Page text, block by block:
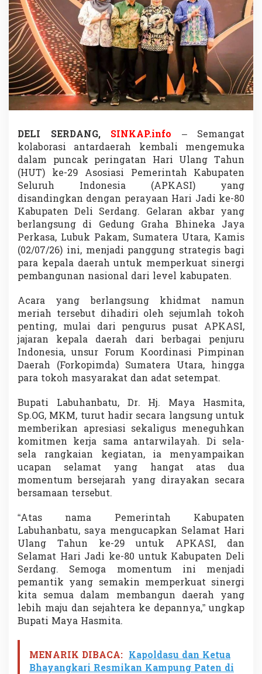
a
d
i
r
i
H
U
T
A
P
K
I
,
T
e
g
a
k
a
n
S
i
n
e
g
i
D
a
e
r
a
h
n
c
i
P
m
a
n
a
n
B
e
r
k
e
l
t
a
DELI SERDANG, SINKAP.info – Semangat
kolaborasi antardaerah kembali mengemuka
dalam puncak peringatan Hari Ulang Tahun
(HUT) ke-29 Asosiasi Pemerintah Kabupaten
Seluruh Indonesia (APKASI) yang
disandingkan dengan perayaan Hari Jadi ke-80
Kabupaten Deli Serdang. Gelaran akbar yang
berlangsung di Gedung Graha Bhineka Jaya
Perkasa, Lubuk Pakam, Sumatera Utara, Kamis
(02/07/26) ini, menjadi panggung strategis bagi
para kepala daerah untuk memperkuat sinergi
pembangunan nasional dari level kabupaten.
Acara yang berlangsung khidmat namun
meriah tersebut dihadiri oleh sejumlah tokoh
penting, mulai dari pengurus pusat APKASI,
jajaran kepala daerah dari berbagai penjuru
Indonesia, unsur Forum Koordinasi Pimpinan
Daerah (Forkopimda) Sumatera Utara, hingga
para tokoh masyarakat dan adat setempat.
Bupati Labuhanbatu, Dr. Hj. Maya Hasmita,
Sp.OG, MKM, turut hadir secara langsung untuk
memberikan apresiasi sekaligus meneguhkan
komitmen kerja sama antarwilayah. Di sela-
sela rangkaian kegiatan, ia menyampaikan
ucapan selamat yang hangat atas dua
momentum bersejarah yang dirayakan secara
bersamaan tersebut.
“Atas nama Pemerintah Kabupaten
Labuhanbatu, saya mengucapkan Selamat Hari
Ulang Tahun ke-29 untuk APKASI, dan
Selamat Hari Jadi ke-80 untuk Kabupaten Deli
Serdang. Semoga momentum ini menjadi
pemantik yang semakin memperkuat sinergi
kita semua dalam membangun daerah yang
lebih maju dan sejahtera ke depannya,” ungkap
Bupati Maya Hasmita.
MENARIK DIBACA: Kapoldasu dan Ketua
Bhayangkari Resmikan Kampung Paten di